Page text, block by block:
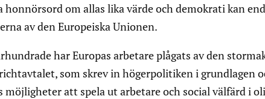
honnörsord om allas lika värde och demokrati kan
av den Europeiska Unionen.
har Europas arbetare plågats av den
som skrev in högerpolitiken i grundlagen
möjligheter att spela ut arbetare och social välfärd i